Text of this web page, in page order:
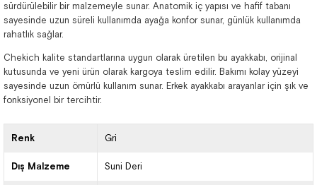
sürdürülebilir bir malzemeyle sunar. Anatomik iç yapısı ve hafif tabanı
sayesinde uzun süreli kullanımda ayağa konfor sunar, günlük kullanımda
rahatlık sağlar.
Chekich kalite standartlarına uygun olarak üretilen bu ayakkabı, orijinal
kutusunda ve yeni ürün olarak kargoya teslim edilir. Bakımı kolay yüzeyi
sayesinde uzun ömürlü kullanım sunar. Erkek ayakkabı arayanlar için şık ve
fonksiyonel bir tercihtir.
Renk Gri
Dış Malzeme Suni Deri